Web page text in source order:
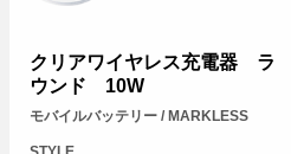
クリアワイヤレス充電器 ラ
ウンド 10W
モバイルバッテリー / MARKLESS